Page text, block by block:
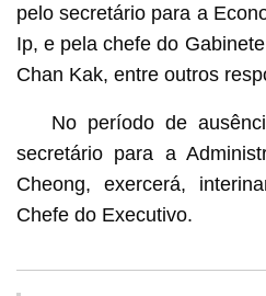
pelo secretário para a
Ip, e pela chefe do
Chan Kak, entre outros
No período de
secretário para a
Cheong, exercerá,
Chefe do Executivo.